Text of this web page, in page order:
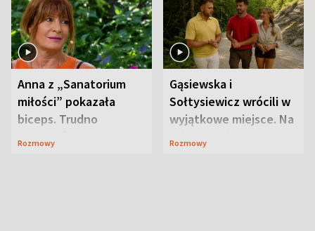
Anna z „Sanatorium
miłości” pokazała
biceps. Trudno
uwierzyć, co przeszła
Rozmowy
Gąsiewska i
Sołtysiewicz wrócili w
wyjątkowe miejsce. Na
szlaku czekał
Rozmowy